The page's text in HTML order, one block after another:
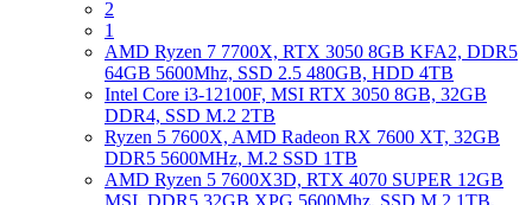
2
1
AMD Ryzen 7 7700X, RTX 3050 8GB KFA2, DDR5
64GB 5600Mhz, SSD 2.5 480GB, HDD 4TB
Intel Core i3-12100F, MSI RTX 3050 8GB, 32GB
DDR4, SSD M.2 2TB
Ryzen 5 7600X, AMD Radeon RX 7600 XT, 32GB
DDR5 5600MHz, M.2 SSD 1TB
AMD Ryzen 5 7600X3D, RTX 4070 SUPER 12GB
MSI, DDR5 32GB XPG 5600Mhz, SSD M.2 1TB,